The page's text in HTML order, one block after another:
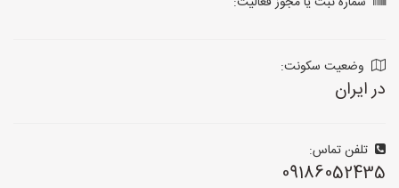
وضعیت سکونت:
در ایران
تلفن تماس:
09186052435